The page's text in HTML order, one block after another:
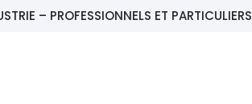
– PROFESSIONNELS ET PARTICULIERS